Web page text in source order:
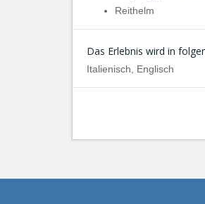
Reithelm
Das Erlebnis wird in
Italienisch, Englisch